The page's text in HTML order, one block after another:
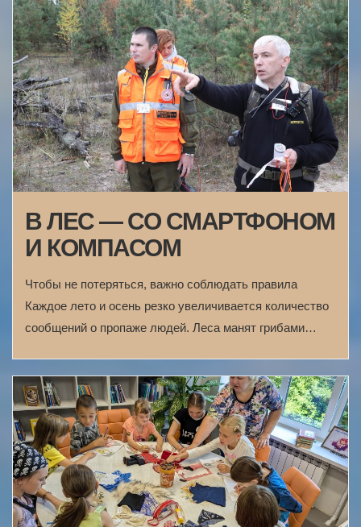
В ЛЕС — СО СМАРТФОНОМ
И КОМПАСОМ
Чтобы не потеряться, важно соблюдать правила
Каждое лето и осень резко увеличивается количество
сообщений о пропаже людей. Леса манят грибами…